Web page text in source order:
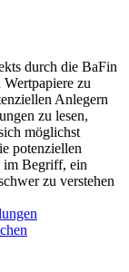
durch die BaFin
zu
Anlegern
zu lesen,
möglichst
potenziellen
im Begriff, ein
zu verstehen